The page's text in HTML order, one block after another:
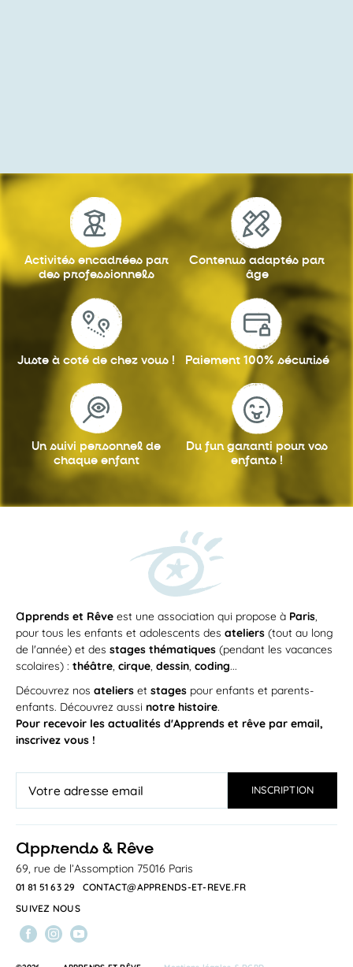
Activités encadrées par
des professionnels
Contenus adaptés par
âge
Juste à coté de chez vous ! Paiement 100% sécurisé
Un suivi personnel de
chaque enfant
Du fun garanti pour vos
enfants !
apprends et Rêve est une association qui propose à Paris,
pour tous les enfants et adolescents des ateliers (tout au long
de l'année) et des stages thématiques (pendant les vacances
scolaires) : théâtre, cirque, dessin, coding...
Découvrez nos ateliers et stages pour enfants et parents-
enfants. Découvrez aussi notre histoire.
Pour recevoir les actualités d'Apprends et rêve par email,
inscrivez vous !
apprends & Rêve
69, rue de l’Assomption 75016 Paris
01 81 51 63 29
CONTACT@APPRENDS-ET-REVE.FR
SUIVEZ NOUS